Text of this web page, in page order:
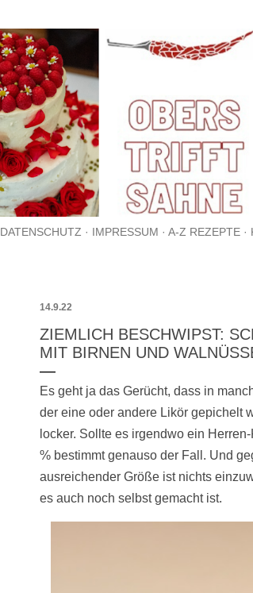
DATENSCHUTZ IMPRESSUM A-Z REZEPTE
14.9.22
ZIEMLICH BESCHWIPST:
MIT BIRNEN UND
Es geht ja das Gerücht, dass in
der eine oder andere Likör gepichelt
locker. Sollte es irgendwo ein
% bestimmt genauso der Fall. Und
ausreichender Größe ist nichts
es auch noch selbst gemacht ist.